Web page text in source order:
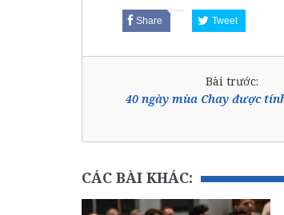
Share Tweet
Bài trước:
40 ngày mùa Chay được
CÁC BÀI KHÁC: